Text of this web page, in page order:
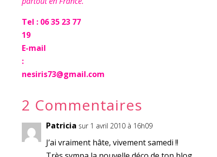
Tel : 06 35 23 77
19
E-mail
:
nesiris73@gmail.com
2 Commentaires
Patricia sur 1 avril 2010 à 16h09
J’ai vraiment hâte, vivement samedi !!